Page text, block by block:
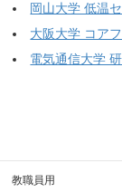
岡山大学 低温
大阪大学 コア
電気通信大学
教職員用